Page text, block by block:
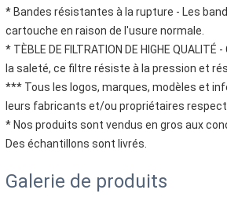
* Bandes résistantes à la rupture - Les
cartouche en raison de l'usure normale.
* TÈBLE DE FILTRATION DE HIGHE
la saleté, ce filtre résiste à la pression et
*** Tous les logos, marques, modèles et
leurs fabricants et/ou propriétaires
* Nos produits sont vendus en gros aux
Des échantillons sont livrés.
Galerie de produits